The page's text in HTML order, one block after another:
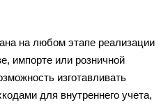
на любом этапе реализации
импорте или розничной
изготавливать
для внутреннего учета,